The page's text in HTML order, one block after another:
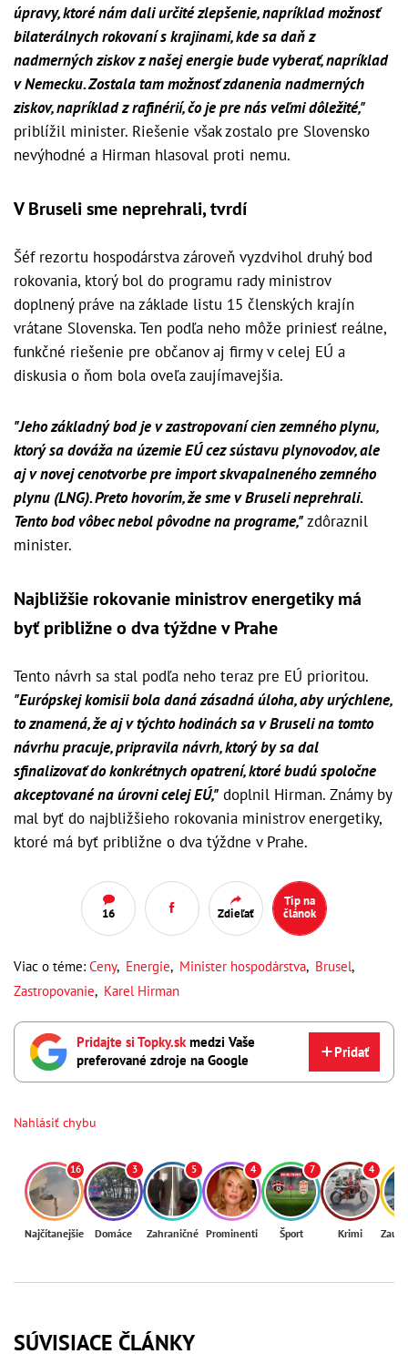
úpravy, ktoré nám dali určité zlepšenie, napríklad možnosť
bilaterálnych rokovaní s krajinami, kde sa daň z
nadmerných ziskov z našej energie bude vyberať, napríklad
v Nemecku. Zostala tam možnosť zdanenia nadmerných
ziskov, napríklad z rafinérií, čo je pre nás veľmi dôležité,"
priblížil minister. Riešenie však zostalo pre Slovensko
nevýhodné a Hirman hlasoval proti nemu.
V Bruseli sme neprehrali, tvrdí
Šéf rezortu hospodárstva zároveň vyzdvihol druhý bod
rokovania, ktorý bol do programu rady ministrov
doplnený práve na základe listu 15 členských krajín
vrátane Slovenska. Ten podľa neho môže priniesť reálne,
funkčné riešenie pre občanov aj firmy v celej EÚ a
diskusia o ňom bola oveľa zaujímavejšia.
"Jeho základný bod je v zastropovaní cien zemného plynu,
ktorý sa dováža na územie EÚ cez sústavu plynovodov, ale
aj v novej cenotvorbe pre import skvapalneného zemného
plynu (LNG). Preto hovorím, že sme v Bruseli neprehrali.
Tento bod vôbec nebol pôvodne na programe,"zdôraznil
minister.
Najbližšie rokovanie ministrov energetiky má
byť približne o dva týždne v Prahe
Tento návrh sa stal podľa neho teraz pre EÚ prioritou.
"Európskej komisii bola daná zásadná úloha, aby urýchlene,
to znamená, že aj v týchto hodinách sa v Bruseli na tomto
návrhu pracuje, pripravila návrh, ktorý by sa dal
sfinalizovať do konkrétnych opatrení, ktoré budú spoločne
akceptované na úrovni celej EÚ," doplnil Hirman. Známy by
mal byť do najbližšieho rokovania ministrov energetiky,
ktoré má byť približne o dva týždne v Prahe.
16 Zdieľať
Tip na
článok
Viac o téme: Ceny, Energie, Minister hospodárstva, Brusel,
Zastropovanie, Karel Hirman
Pridajte si Topky.skmedzi Vaše
preferované zdroje na Google
Pridať
Nahlásiť chybu
16
Najčítanejšie
3
Domáce
5
Zahraničné
4
Prominenti
7
Šport
4
Krimi
SÚVISIACE ČLÁNKY